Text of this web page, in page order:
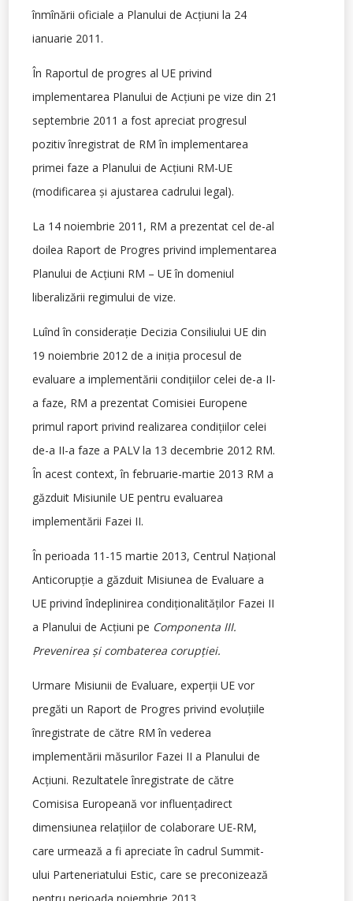
înmînării oficiale a Planului de Acţiuni la 24
ianuarie 2011.
În Raportul de progres al UE privind
implementarea Planului de Acţiuni pe vize din 21
septembrie 2011 a fost apreciat progresul
pozitiv înregistrat de RM în implementarea
primei faze a Planului de Acţiuni RM-UE
(modificarea şi ajustarea cadrului legal).
La 14 noiembrie 2011, RM a prezentat cel de-al
doilea Raport de Progres privind implementarea
Planului de Acţiuni RM – UE în domeniul
liberalizării regimului de vize.
Luînd în consideraţie Decizia Consiliului UE din
19 noiembrie 2012 de a iniţia procesul de
evaluare a implementării condiţiilor celei de-a II-
a faze, RM a prezentat Comisiei Europene
primul raport privind realizarea condiţiilor celei
de-a II-a faze a PALV la 13 decembrie 2012 RM.
În acest context, în februarie-martie 2013 RM a
găzduit Misiunile UE pentru evaluarea
implementării Fazei II.
În perioada 11-15 martie 2013, Centrul Naţional
Anticorupţie a găzduit Misiunea de Evaluare a
UE privind îndeplinirea condiţionalităţilor Fazei II
a Planului de Acţiuni pe Componenta III.
Prevenirea şi combaterea corupţiei.
Urmare Misiunii de Evaluare, experţii UE vor
pregăti un Raport de Progres privind evoluţiile
înregistrate de către RM în vederea
implementării măsurilor Fazei II a Planului de
Acţiuni. Rezultatele înregistrate de către
Comisisa Europeană vor influenţadirect
dimensiunea relaţiilor de colaborare UE-RM,
care urmează a fi apreciate în cadrul Summit-
ului Parteneriatului Estic, care se preconizează